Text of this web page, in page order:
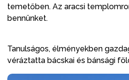
temetőben. Az aracsi
bennünket.
Tanulságos, élményekben
véráztatta bácskai és bánsági